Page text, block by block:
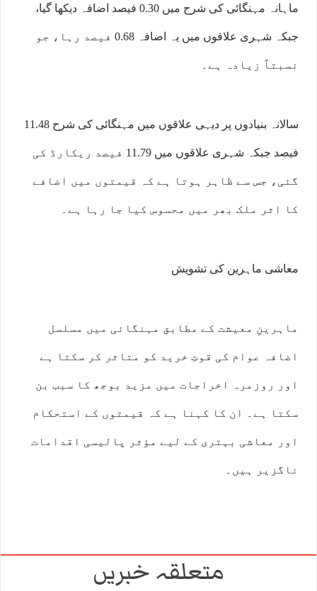
ماہانہ مہنگائی کی شرح میں 0.30 فیصد اضافہ دیکھا گیا،
جبکہ شہری علاقوں میں یہ اضافہ 0.68 فیصد رہا، جو
نسبتاً زیادہ ہے۔
سالانہ بنیادوں پر دیہی علاقوں میں مہنگائی کی شرح 11.48
فیصد جبکہ شہری علاقوں میں 11.79 فیصد ریکارڈ کی
گئی، جس سے ظاہر ہوتا ہے کہ قیمتوں میں اضافے
کا اثر ملک بھر میں محسوس کیا جا رہا ہے۔
معاشی ماہرین کی تشویش
ماہرینِ معیشت کے مطابق مہنگائی میں مسلسل
اضافہ عوام کی قوتِ خرید کو متاثر کر سکتا ہے
اور روزمرہ اخراجات میں مزید بوجھ کا سبب بن
سکتا ہے۔ ان کا کہنا ہے کہ قیمتوں کے استحکام
اور معاشی بہتری کے لیے مؤثر پالیسی اقدامات
ناگزیر ہیں۔
متعلقہ خبریں